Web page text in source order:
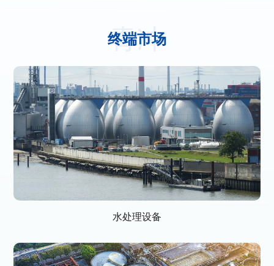
青冲
终端市场
水处理设备